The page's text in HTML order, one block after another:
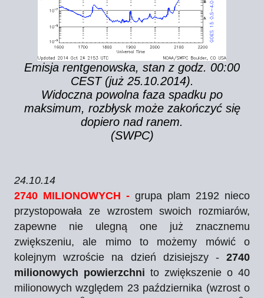
Emisja rentgenowska, stan z godz. 00:00
CEST (już 25.10.2014).
Widoczna powolna faza spadku po
maksimum, rozbłysk może zakończyć się
dopiero nad ranem.
(SWPC)
24.10.14
2740 MILIONOWYCH - grupa plam 2192 nieco
przystopowała ze wzrostem swoich rozmiarów,
zapewne nie ulegną one już znacznemu
zwiększeniu, ale mimo to możemy mówić o
kolejnym wzroście na dzień dzisiejszy - 2740
milionowych powierzchni to zwiększenie o 40
milionowych względem 23 października (wzrost o